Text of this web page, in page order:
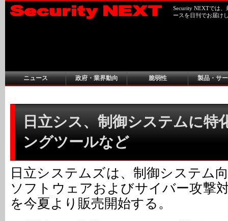
Security NEXTでは
ースを日刊でお届け
ニュース 政府・業界動向 脆弱性 製品・サ
日立シス、制御システムに特
ングツールなど
日立システムズは、制御システム
ソフトウェアおよびサイバー攻撃
を今夏より販売開始する。